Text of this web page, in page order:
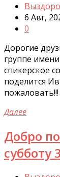
6 Авг,
0
Дорогие
группе
спикерское
поделится
пожаловать!!!
Далее
Добро
субботу